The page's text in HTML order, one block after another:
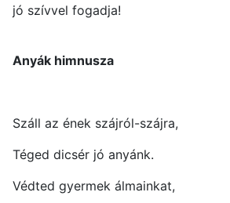
jó szívvel fogadja!
Anyák himnusza
Száll az ének szájról-szájra,
Téged dicsér jó anyánk.
Védted gyermek álmainkat,